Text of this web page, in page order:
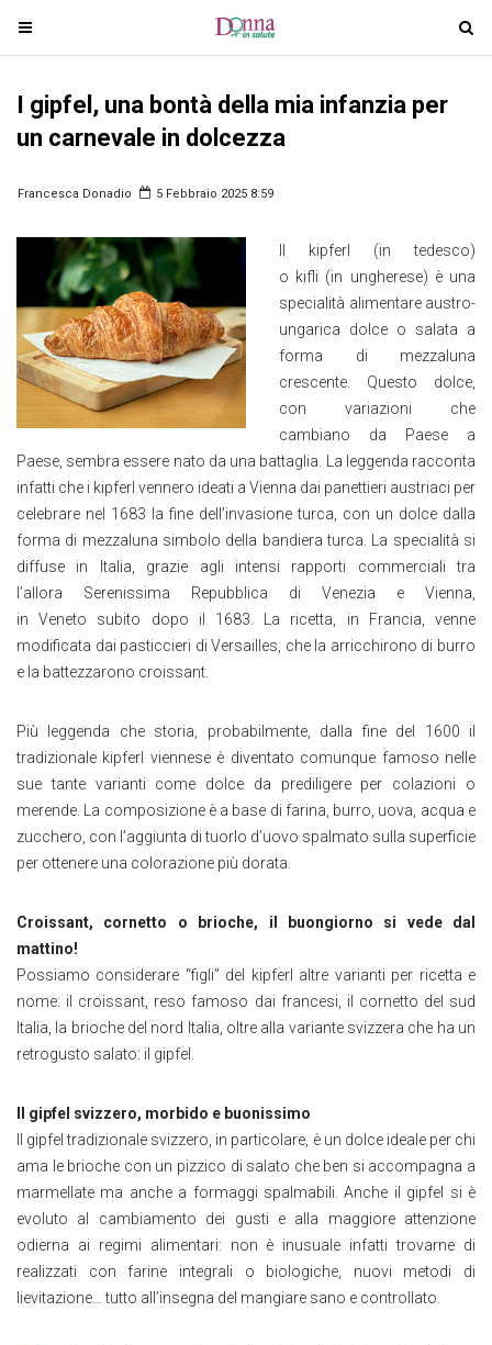
T
o
l
v
a
i
T
o
I gipfel, una bontà della mia infanzia per
un carnevale in dolcezza
Francesca Donadio 5 Febbraio 2025 8:59
Il kipferl (in tedesco)
o kifli (in ungherese) è una
specialità alimentare austro-
ungarica dolce o salata a
forma di mezzaluna
crescente. Questo dolce,
con variazioni che
cambiano da Paese a
Paese, sembra essere nato da una battaglia. La leggenda racconta
infatti che i kipferl vennero ideati a Vienna dai panettieri austriaci per
celebrare nel 1683 la fine dell’invasione turca, con un dolce dalla
forma di mezzaluna simbolo della bandiera turca. La specialità si
diffuse in Italia, grazie agli intensi rapporti commerciali tra
l’allora Serenissima Repubblica di Venezia e Vienna,
in Veneto subito dopo il 1683. La ricetta, in Francia, venne
modificata dai pasticcieri di Versailles, che la arricchirono di burro
e la battezzarono croissant.
Più leggenda che storia, probabilmente, dalla fine del 1600 il
tradizionale kipferl viennese è diventato comunque famoso nelle
sue tante varianti come dolce da prediligere per colazioni o
merende. La composizione è a base di farina, burro, uova, acqua e
zucchero, con l’aggiunta di tuorlo d’uovo spalmato sulla superficie
per ottenere una colorazione più dorata.
Croissant, cornetto o brioche, il buongiorno si vede dal
mattino!
Possiamo considerare “figli” del kipferl altre varianti per ricetta e
nome: il croissant, reso famoso dai francesi, il cornetto del sud
Italia, la brioche del nord Italia, oltre alla variante svizzera che ha un
retrogusto salato: il gipfel.
Il gipfel svizzero, morbido e buonissimo
Il gipfel tradizionale svizzero, in particolare, è un dolce ideale per chi
ama le brioche con un pizzico di salato che ben si accompagna a
marmellate ma anche a formaggi spalmabili. Anche il gipfel si è
evoluto al cambiamento dei gusti e alla maggiore attenzione
odierna ai regimi alimentari: non è inusuale infatti trovarne di
realizzati con farine integrali o biologiche, nuovi metodi di
lievitazione… tutto all’insegna del mangiare sano e controllato.